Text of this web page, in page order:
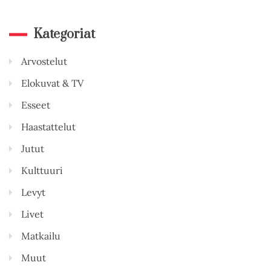
Kategoriat
Arvostelut
Elokuvat & TV
Esseet
Haastattelut
Jutut
Kulttuuri
Levyt
Livet
Matkailu
Muut